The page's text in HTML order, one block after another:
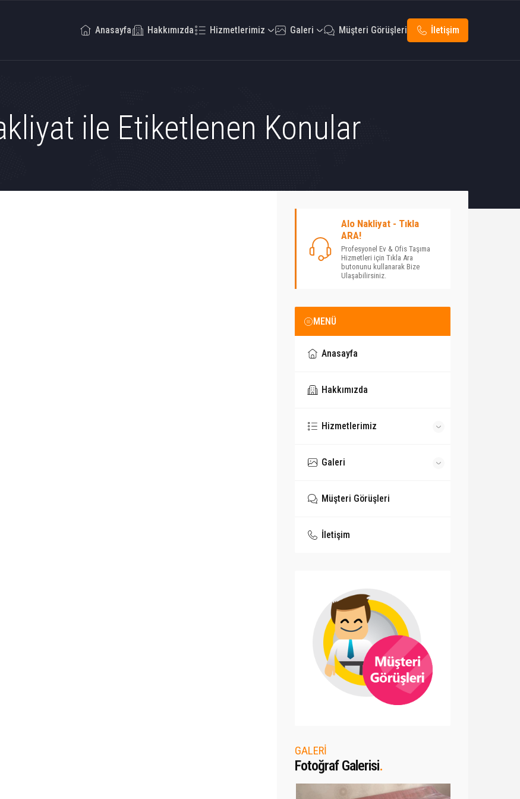
Anasayfa Hakkımızda Hizmetlerimiz Galeri Müşteri Görüşleri İletişim
ile Etiketlenen Konular
Alo Nakliyat - Tıkla
ARA!
Profesyonel Ev & Ofis Taşıma
Hizmetleri için Tıkla Ara
butonunu kullanarak Bize
Ulaşabilirsiniz.
MENÜ
Anasayfa
Hakkımızda
Hizmetlerimiz
Galeri
Müşteri Görüşleri
İletişim
GALERİ
Fotoğraf Galerisi.